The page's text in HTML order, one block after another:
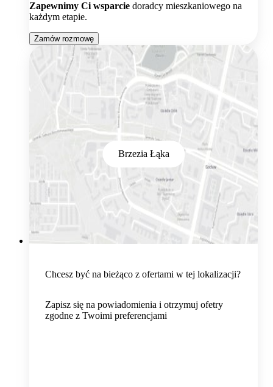
Zapewnimy Ci wsparcie doradcy mieszkaniowego na
każdym etapie.
Zamów rozmowę
Brzezia Łąka
Chcesz być na bieżąco z ofertami w tej lokalizacji?
Zapisz się na powiadomienia i otrzymuj ofetry
zgodne z Twoimi preferencjami